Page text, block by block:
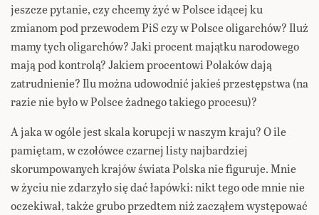
jeszcze pytanie, czy chcemy żyć w Polsce idącej ku
zmianom pod przewodem PiS czy w Polsce oligarchów? Iluż
mamy tych oligarchów? Jaki procent majątku narodowego
mają pod kontrolą? Jakiem procentowi Polaków dają
zatrudnienie? Ilu można udowodnić jakieś przestępstwa (na
razie nie było w Polsce żadnego takiego procesu)?
A jaka w ogóle jest skala korupcji w naszym kraju? O ile
pamiętam, w czołówce czarnej listy najbardziej
skorumpowanych krajów świata Polska nie figuruje. Mnie
w życiu nie zdarzyło się dać łapówki: nikt tego ode mnie nie
oczekiwał, także grubo przedtem niż zacząłem występować